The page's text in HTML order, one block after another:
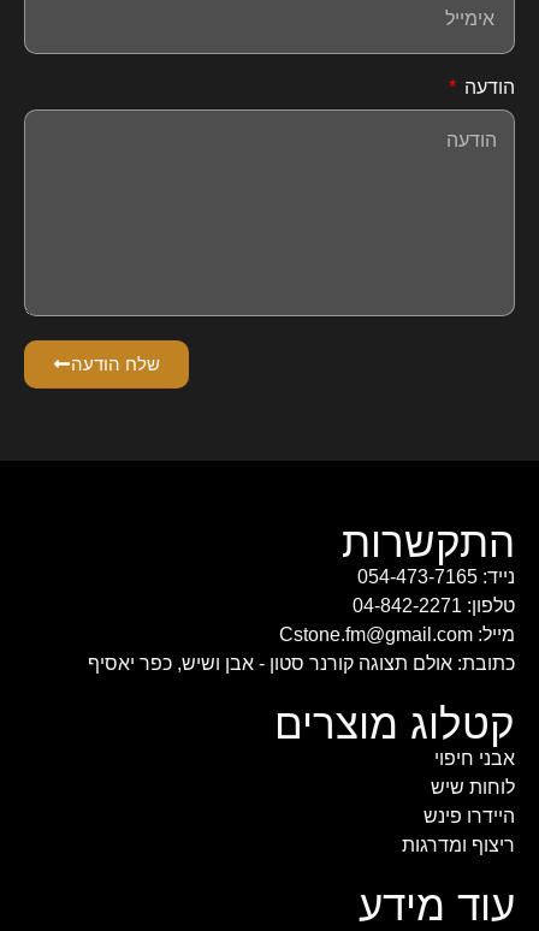
הודעה
שלח הודעה
התקשרות
נייד: 054-473-7165
טלפון: 04-842-2271
מייל: Cstone.fm@gmail.com
כתובת: אולם תצוגה קורנר סטון - אבן ושיש, כפר יאסיף
קטלוג מוצרים
אבני חיפוי
לוחות שיש
היידרו פינש
ריצוף ומדרגות
עוד מידע